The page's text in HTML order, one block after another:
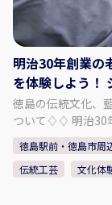
明治30年創業の
を体験しよう！
学
徳島の伝統文化、藍染を
ついて♢♢ 明治30
まで全工程を一貫
「阿波しじら織」
っております。
は「阿波正藍し
徳島駅前・徳島市周
伝統工芸
文化体